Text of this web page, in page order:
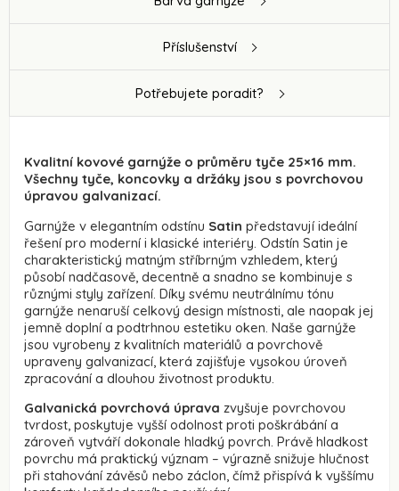
Příslušenství
Potřebujete poradit?
Kvalitní kovové garnýže o průměru tyče 25×16 mm.
Všechny tyče, koncovky a držáky jsou s povrchovou
úpravou galvanizací.
Garnýže v elegantním odstínu Satin představují ideální
řešení pro moderní i klasické interiéry. Odstín Satin je
charakteristický matným stříbrným vzhledem, který
působí nadčasově, decentně a snadno se kombinuje s
různými styly zařízení. Díky svému neutrálnímu tónu
garnýže nenaruší celkový design místnosti, ale naopak jej
jemně doplní a podtrhnou estetiku oken. Naše garnýže
jsou vyrobeny z kvalitních materiálů a povrchově
upraveny galvanizací, která zajišťuje vysokou úroveň
zpracování a dlouhou životnost produktu.
Galvanická povrchová úprava zvyšuje povrchovou
tvrdost, poskytuje vyšší odolnost proti poškrábání a
zároveň vytváří dokonale hladký povrch. Právě hladkost
povrchu má praktický význam – výrazně snižuje hlučnost
při stahování závěsů nebo záclon, čímž přispívá k vyššímu